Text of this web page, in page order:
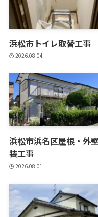
浜松市トイレ取替工事
2026.08.04
浜松市浜名区屋根・外
装工事
2026.08.01